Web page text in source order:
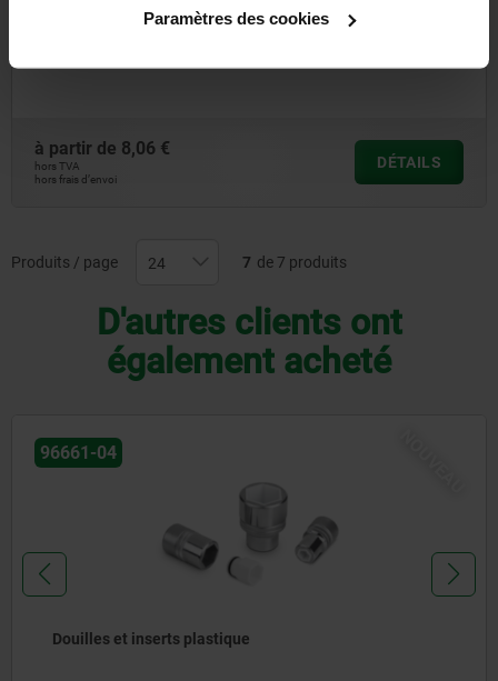
Paramètres des cookies
à partir de 8,06 €
hors TVA
hors frais d’envoi
DÉTAILS
Produits / page 7 de 7 produits
D'autres clients ont
également acheté
96661-04
Douilles et inserts plastique